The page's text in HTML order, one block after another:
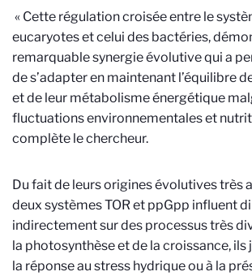
« Cette régulation croisée entre le
eucaryotes et celui des bactéries,
remarquable synergie évolutive qui a
de s’adapter en maintenant l’équilibre
et de leur métabolisme énergétique
fluctuations environnementales et
complète le chercheur.
Du fait de leurs origines évolutives très
deux systèmes TOR et ppGpp influent
indirectement sur des processus très
la photosynthèse et de la croissance, ils
la réponse au stress hydrique ou à la